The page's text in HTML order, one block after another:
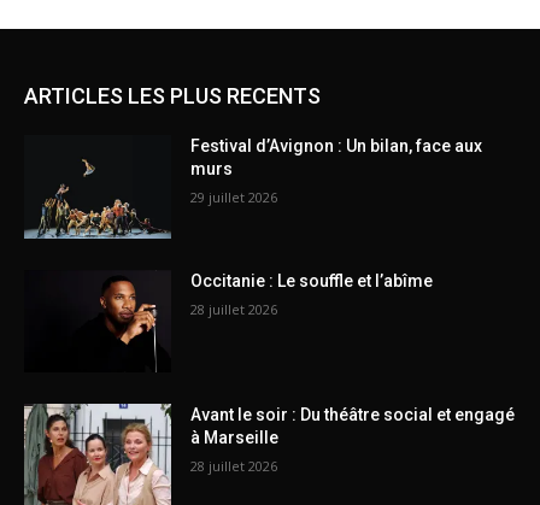
ARTICLES LES PLUS RECENTS
Festival d’Avignon : Un bilan, face aux
murs
29 juillet 2026
Occitanie : Le souffle et l’abîme
28 juillet 2026
Avant le soir : Du théâtre social et engagé
à Marseille
28 juillet 2026